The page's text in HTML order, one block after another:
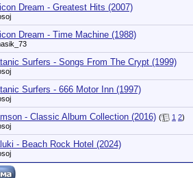
Dream - Greatest Hits (2007)
Dream - Time Machine (1988)
Surfers - Songs From The Crypt (1999)
Surfers - 666 Motor Inn (1997)
- Classic Album Collection (2016) ( 1 2)
- Beach Rock Hotel (2024)